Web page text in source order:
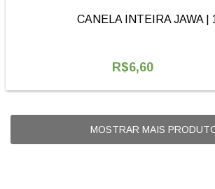
CANELA INTEIRA JAWA |
R$6,60
MOSTRAR MAIS